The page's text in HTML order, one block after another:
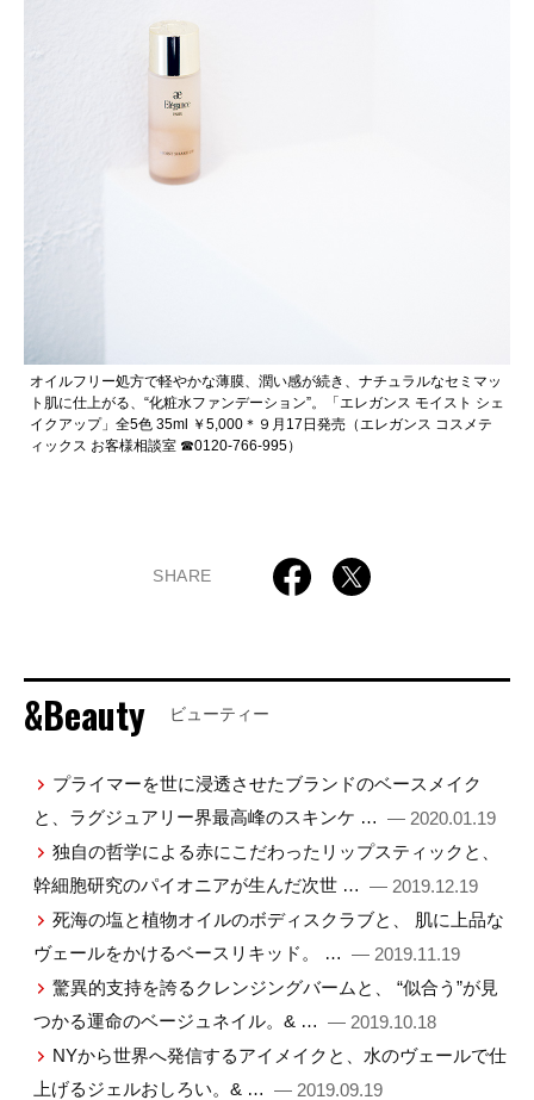
オイルフリー処方で軽やかな薄膜、潤い感が続き、ナチュラルなセミマッ
ト肌に仕上がる、“化粧水ファンデーション”。「エレガンス モイスト シェ
イクアップ」全5色 35ml ￥5,000＊９月17日発売（エレガンス コスメテ
ィックス お客様相談室 ☎︎0120-766-995）
SHARE
&Beauty ビューティー
プライマーを世に浸透させたブランドのベースメイク
と、ラグジュアリー界最高峰のスキンケ … — 2020.01.19
独自の哲学による赤にこだわったリップスティックと、
幹細胞研究のパイオニアが生んだ次世 … — 2019.12.19
死海の塩と植物オイルのボディスクラブと、 肌に上品な
ヴェールをかけるベースリキッド。 … — 2019.11.19
驚異的支持を誇るクレンジングバームと、 “似合う”が見
つかる運命のベージュネイル。& … — 2019.10.18
NYから世界へ発信するアイメイクと、水のヴェールで仕
上げるジェルおしろい。& … — 2019.09.19